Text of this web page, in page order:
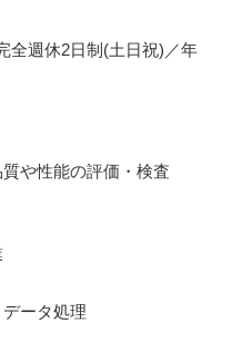
全週休2日制(土日祝)／年
や性能の評価・検査
ータ処理